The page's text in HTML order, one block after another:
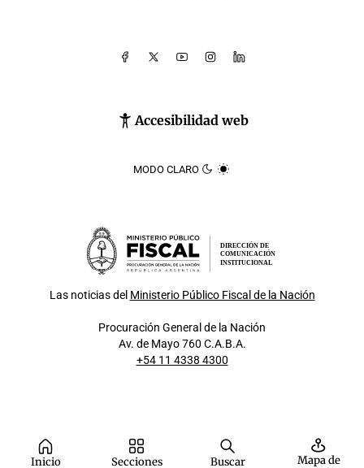
Inicio Secciones Buscar
Mapa de
Accesibilidad web
MODO CLARO
DIRECCIÓN DE
COMUNICACIÓN
INSTITUCIONAL
Las noticias del Ministerio Público Fiscal de la Nación
Procuración General de la Nación
Av. de Mayo 760 C.A.B.A.
+54 11 4338 4300